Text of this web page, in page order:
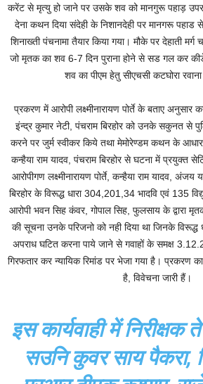
करेंट से मृत्यु हो जाने पर उसके शव को मानगुरू पहाड़ उपर
देना कथन दिया संदेही के निशानदेही पर मानगरू
शिनाख्ती पंचनामा तैयार किया गया। मौके पर देहाती
जो मृतक का शव 6-7 दिन पुराना होने से सड गल कर
शव का पीएम हेतु सीएचसी कटघोरा
प्रकरण में आरोपी लक्ष्मीनारायण पोर्ते के बताए अनुसार
इंन्द्र कुमार नेटी, पंचराम बिरहोर को उनके सकुनत से
करने पर जुर्म स्वीकर किये तथा मेमोरेण्डम कथन के आधार
कन्हैया राम यादव, पंचराम बिरहोर से घटना में प्रयुक्त
आरोपीगण लक्ष्मीनारायण पोर्ते, कन्हैया राम यादव, अंजय
बिरहोर के विरूद्ध धारा 304,201,34 भादवि एवं 135
आरोपी भवन सिह कंवर, गोपाल सिह, फुलसाय के द्वारा
की सूचना उनके परिजनो को नही दिया था जिनके विरूद्ध
अपराध घटित करना पाये जाने से गवाहों के समक्ष
गिरफतार कर न्यायिक रिमांड पर भेजा गया है। प्रकरण
है, विवेचना जारी हैं।
इस कार्यवाही में निरीक्षक
सउनि कुवर साय पैकरा,